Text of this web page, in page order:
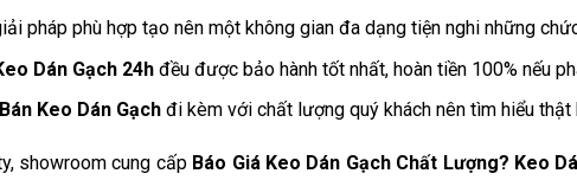
pháp phù hợp tạo nên một không gian đa dạng tiện nghi những
Dán Gạch 24hđều được bảo hành tốt nhất, hoàn tiền 100% nếu
Keo Dán Gạch đi kèm với chất lượng quý khách nên tìm hiểu thật
showroom cung cấp Báo Giá Keo Dán GạchChất Lượng? Keo